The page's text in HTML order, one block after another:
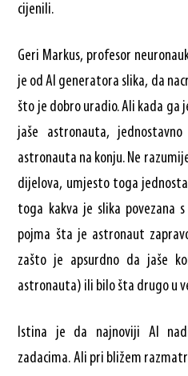
cijenili.
Geri Markus, profesor
je od AI generatora slika, da
što je dobro uradio. Ali kada ga
jaše astronauta,
astronauta na konju. Ne
dijelova, umjesto toga
toga kakva je slika povezana
pojma šta je astronaut
zašto je apsurdno da jaše
astronauta) ili bilo šta drugo u
Istina je da najnoviji AI
zadacima. Ali pri bližem